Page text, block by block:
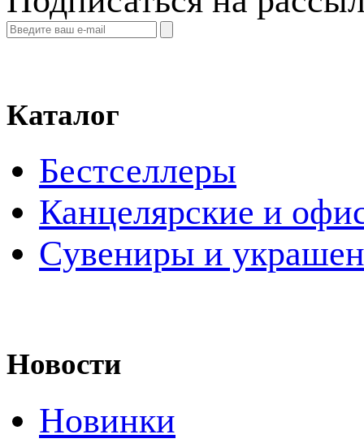
Каталог
Бестселлеры
Канцелярские и
Cувениры и
Новости
Новинки